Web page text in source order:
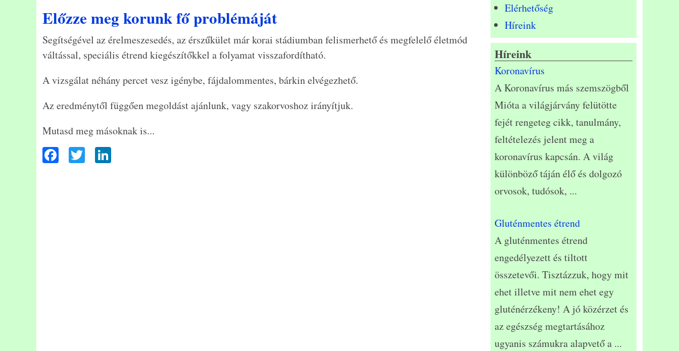
Előzze meg korunk fő problémáját
Segítségével az érelmeszesedés, az érszűkület már korai stádiumban felismerhető és megfelelő életmód
váltással, speciális étrend kiegészítőkkel a folyamat visszafordítható.
A vizsgálat néhány percet vesz igénybe, fájdalommentes, bárkin elvégezhető.
Az eredménytől függően megoldást ajánlunk, vagy szakorvoshoz irányítjuk.
Mutasd meg másoknak is...
ac
T
wi
Elérhetőség
Híreink
Híreink
Koronavírus
A Koronavírus más szemszögből
Mióta a világjárvány felütötte
fejét rengeteg cikk, tanulmány,
feltételezés jelent meg a
koronavírus kapcsán. A világ
különböző táján élő és dolgozó
orvosok, tudósok, ...
Gluténmentes étrend
A gluténmentes étrend
engedélyezett és tiltott
összetevői. Tisztázzuk, hogy mit
ehet illetve mit nem ehet egy
gluténérzékeny! A jó közérzet és
az egészség megtartásához
ugyanis számukra alapvető a ...